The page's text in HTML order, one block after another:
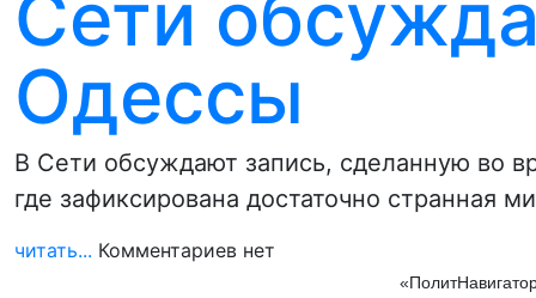
Сети
Одессы
В Сети обсуждают запись, сделанную во
где зафиксирована достаточно странная
читать... Комментариев нет